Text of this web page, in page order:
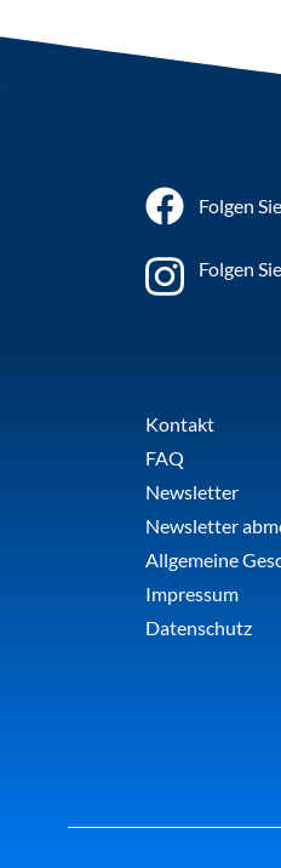
Folgen
Folgen
Kontakt
FAQ
Newsletter
Newsletter
Allgemeine
Impressum
Datenschutz